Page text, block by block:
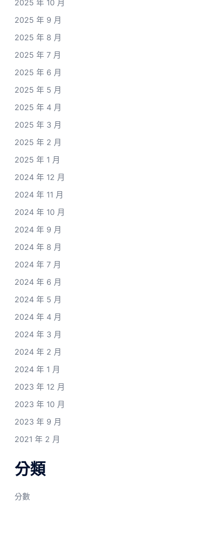
2025 年 10 月
2025 年 9 月
2025 年 8 月
2025 年 7 月
2025 年 6 月
2025 年 5 月
2025 年 4 月
2025 年 3 月
2025 年 2 月
2025 年 1 月
2024 年 12 月
2024 年 11 月
2024 年 10 月
2024 年 9 月
2024 年 8 月
2024 年 7 月
2024 年 6 月
2024 年 5 月
2024 年 4 月
2024 年 3 月
2024 年 2 月
2024 年 1 月
2023 年 12 月
2023 年 10 月
2023 年 9 月
2021 年 2 月
分類
分數